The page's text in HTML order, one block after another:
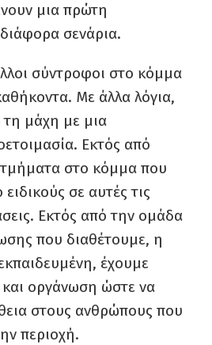
μια πρώτη
σενάρια.
σύντροφοι στο κόμμα
Με άλλα λόγια,
μάχη με μια
Εκτός από
στο κόμμα που
σε αυτές τις
Εκτός από την ομάδα
που διαθέτουμε, η
έχουμε
και οργάνωση ώστε να
στους ανθρώπους που
περιοχή.